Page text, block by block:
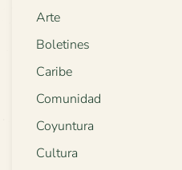
Arte
Boletines
Caribe
Comunidad
Coyuntura
Cultura